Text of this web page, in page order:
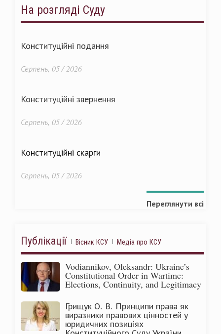
На розгляді Суду
Конституційні подання
Серпень, 05 / 2026
Конституційні звернення
Серпень, 05 / 2026
Конституційні скарги
Серпень, 05 / 2026
Переглянути всі
Публікації Вісник КСУ Медіа про КСУ
Vodiannikov, Oleksandr: Ukraine’s
Constitutional Order in Wartime:
Elections, Continuity, and Legitimacy
Грищук О. В. Принципи права як
виразники правових цінностей у
юридичних позиціях